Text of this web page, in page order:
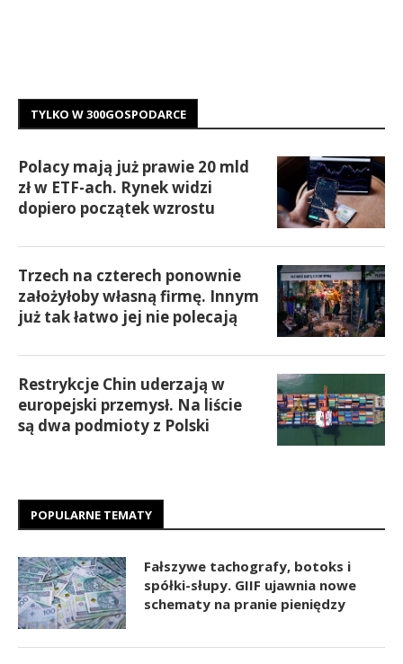
TYLKO W 300GOSPODARCE
Polacy mają już prawie 20 mld
zł w ETF-ach. Rynek widzi
dopiero początek wzrostu
Trzech na czterech ponownie
założyłoby własną firmę. Innym
już tak łatwo jej nie polecają
Restrykcje Chin uderzają w
europejski przemysł. Na liście
są dwa podmioty z Polski
POPULARNE TEMATY
Fałszywe tachografy, botoks i
spółki-słupy. GIIF ujawnia nowe
schematy na pranie pieniędzy